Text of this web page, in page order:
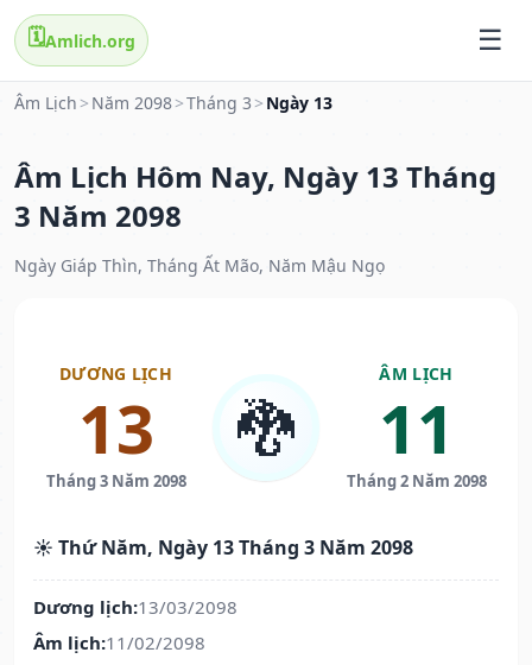
🗓️Amlich.org
Âm Lịch > Năm 2098>Tháng 3 > Ngày 13
Âm Lịch Hôm Nay, Ngày 13 Tháng
3 Năm 2098
Ngày Giáp Thìn, Tháng Ất Mão, Năm Mậu Ngọ
DƯƠNG LỊCH
13
Tháng 3 Năm 2098
🐉
ÂM LỊCH
11
Tháng 2 Năm 2098
☀️ Thứ Năm, Ngày 13 Tháng 3 Năm 2098
Dương lịch:13/03/2098
Âm lịch:11/02/2098